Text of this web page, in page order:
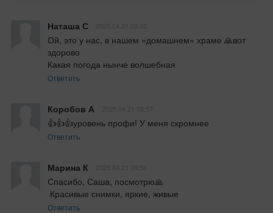
Наташа С
Ой, это у нас, в нашем «домашнем» храме 🙏вот
здорово
Какая погода нынче волшебная
Ответить
Коробов А
👍👍👍уровень профи! У меня скромнее
Ответить
Марина К
Спасибо, Саша, посмотрю🙏
Красивые снимки, яркие, живые
Ответить